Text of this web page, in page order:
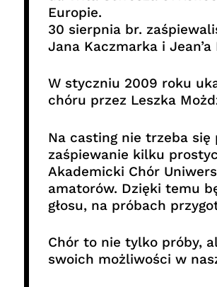
Europie.
30 sierpnia br.
Jana Kaczmarka i
W styczniu 2009 roku
chóru przez Leszka
Na casting nie trzeba się
zaśpiewanie kilku
Akademicki Chór
amatorów. Dzięki temu
głosu, na próbach
Chór to nie tylko próby,
swoich możliwości w